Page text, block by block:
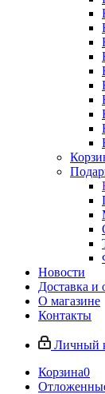
Новости
Доставка и
О магазине
Контакты
Личный
Корзина0